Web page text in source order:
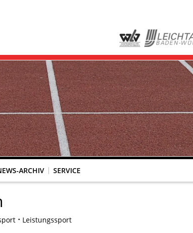
ARCHIV SERVICE
Leistungssport